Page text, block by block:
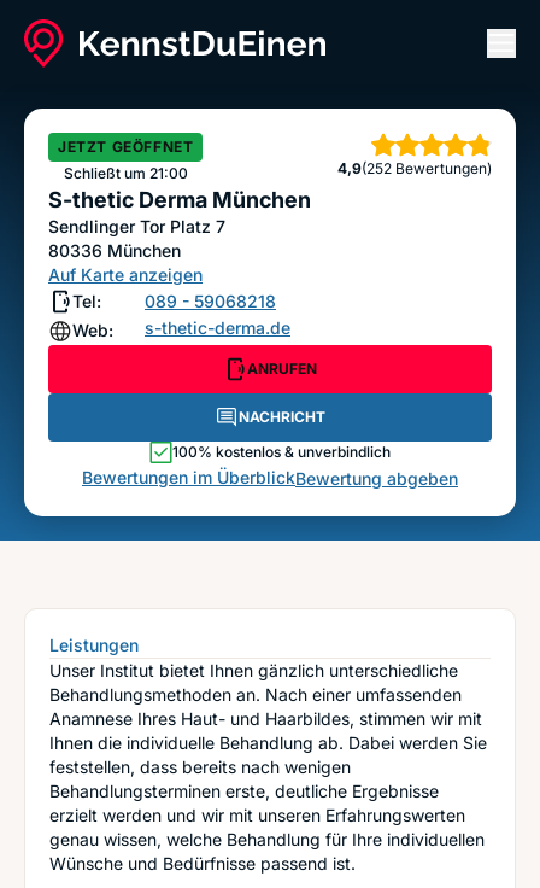
S-thetic Derma München
ANRUFEN NACHRICHT
Bewertung abgeben
JETZT GEÖFFNET
Schließt um 21:00
4,9
Sterne(252 Bewertungen)
S-thetic Derma München
Sendlinger Tor Platz 7
80336 München
Auf Karte anzeigen
Tel:
089 - 59068218
Web:
s-thetic-derma.de
ANRUFEN
NACHRICHT
100% kostenlos & unverbindlich
Bewertungen im ÜberblickBewertung abgeben
Leistungen
Unser Institut bietet Ihnen gänzlich unterschiedliche
Behandlungsmethoden an. Nach einer umfassenden
Anamnese Ihres Haut- und Haarbildes, stimmen wir mit
Ihnen die individuelle Behandlung ab. Dabei werden Sie
feststellen, dass bereits nach wenigen
Behandlungsterminen erste, deutliche Ergebnisse
erzielt werden und wir mit unseren Erfahrungswerten
genau wissen, welche Behandlung für Ihre individuellen
Wünsche und Bedürfnisse passend ist.